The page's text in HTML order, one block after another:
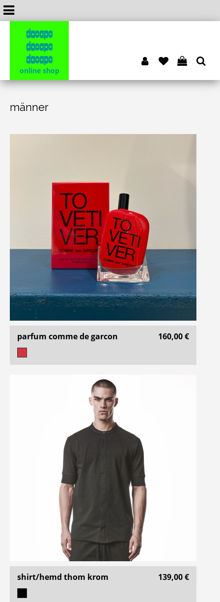
dacapo
dacapo
dacapo
online shop
männer
parfum comme de garcon 160,00 €
shirt/hemd thom krom 139,00 €